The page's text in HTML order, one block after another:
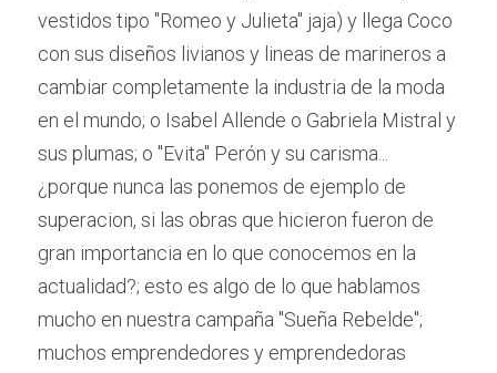
vestidos tipo "Romeo y Julieta" jaja) y llega Coco
con sus diseños livianos y lineas de marineros a
cambiar completamente la industria de la moda
en el mundo; o Isabel Allende o Gabriela Mistral y
sus plumas; o "Evita" Perón y su carisma...
¿porque nunca las ponemos de ejemplo de
superacion, si las obras que hicieron fueron de
gran importancia en lo que conocemos en la
actualidad?; esto es algo de lo que hablamos
mucho en nuestra campaña "Sueña Rebelde";
muchos emprendedores y emprendedoras